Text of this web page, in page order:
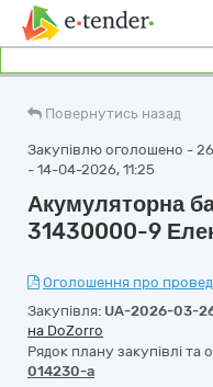
Повернутись назад
Закупівлю оголошено -
- 14-04-2026, 11:25
Акумуляторна
31430000-9
Оголошення про
Закупівля: UA-2026-03-
на DoZorro
Рядок плану закупівлі та
014230-a